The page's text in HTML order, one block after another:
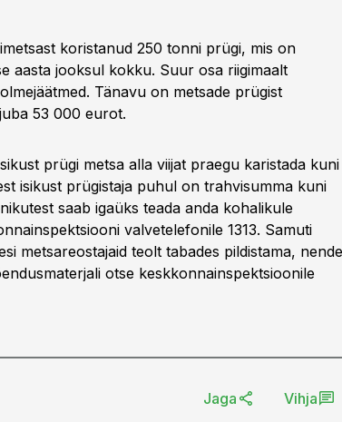
koristanud 250 tonni prügi, mis on
aasta jooksul kokku. Suur osa riigimaalt
Tänavu on metsade prügist
53 000 eurot.
prügi metsa alla viijat praegu karistada kuni
isikust prügistaja puhul on trahvisumma kuni
saab igaüks teada anda kohalikule
valvetelefonile 1313. Samuti
metsareostajaid teolt tabades pildistama, nende
otse keskkonnainspektsioonile
Jaga Vihja